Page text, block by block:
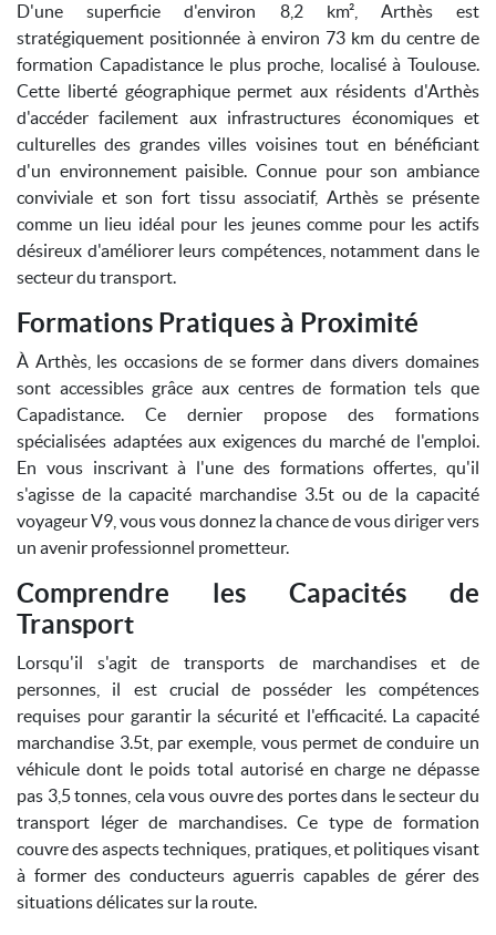
D'une superficie d'environ 8,2 km², Arthès est
stratégiquement positionnée à environ 73 km du centre de
formation Capadistance le plus proche, localisé à Toulouse.
Cette liberté géographique permet aux résidents d'Arthès
d'accéder facilement aux infrastructures économiques et
culturelles des grandes villes voisines tout en bénéficiant
d'un environnement paisible. Connue pour son ambiance
conviviale et son fort tissu associatif, Arthès se présente
comme un lieu idéal pour les jeunes comme pour les actifs
désireux d'améliorer leurs compétences, notamment dans le
secteur du transport.
Formations Pratiques à Proximité
À Arthès, les occasions de se former dans divers domaines
sont accessibles grâce aux centres de formation tels que
Capadistance. Ce dernier propose des formations
spécialisées adaptées aux exigences du marché de l'emploi.
En vous inscrivant à l'une des formations offertes, qu'il
s'agisse de la capacité marchandise 3.5t ou de la capacité
voyageur V9, vous vous donnez la chance de vous diriger vers
un avenir professionnel prometteur.
Comprendre les Capacités de
Transport
Lorsqu'il s'agit de transports de marchandises et de
personnes, il est crucial de posséder les compétences
requises pour garantir la sécurité et l'efficacité. La capacité
marchandise 3.5t, par exemple, vous permet de conduire un
véhicule dont le poids total autorisé en charge ne dépasse
pas 3,5 tonnes, cela vous ouvre des portes dans le secteur du
transport léger de marchandises. Ce type de formation
couvre des aspects techniques, pratiques, et politiques visant
à former des conducteurs aguerris capables de gérer des
situations délicates sur la route.